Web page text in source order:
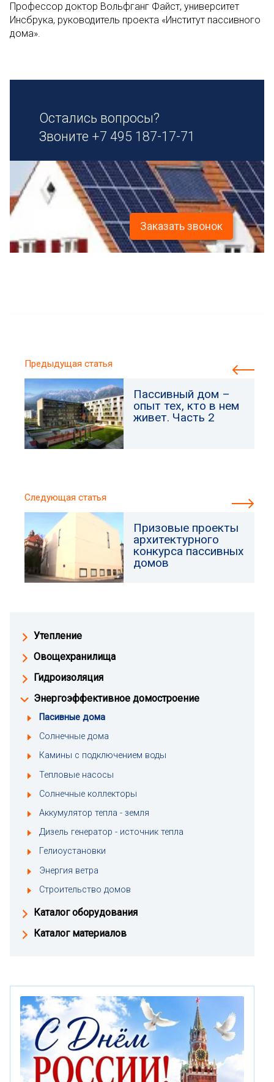
Профессор доктор Вольфганг Файст, университет
Инсбрука, руководитель проекта «Институт пассивного
дома».
Остались вопросы?
Звоните +7 495 187-17-71
Заказать звонок
Утепление
Овощехранилища
Гидроизоляция
Энергоэффективное домостроение
Пасивные дома
Солнечные дома
Камины с подключением воды
Тепловые насосы
Солнечные коллекторы
Аккумулятор тепла - земля
Дизель генератор - источник тепла
Гелиоустановки
Энергия ветра
Строительство домов
Каталог оборудования
Каталог материалов
Предыдущая статья
Пассивный дом –
опыт тех, кто в нем
живет. Часть 2
Следующая статья
Призовые проекты
архитектурного
конкурса пассивных
домов